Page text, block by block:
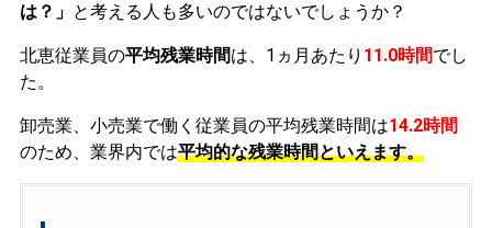
は？」 と考える人も多いのではないでしょうか？
北恵従業員の平均残業時間は、1ヵ月あたり 11.0時間でし
た。
卸売業、小売業で働く従業員の平均残業時間は14.2時間
のため、業界内では平均的な残業時間といえます。